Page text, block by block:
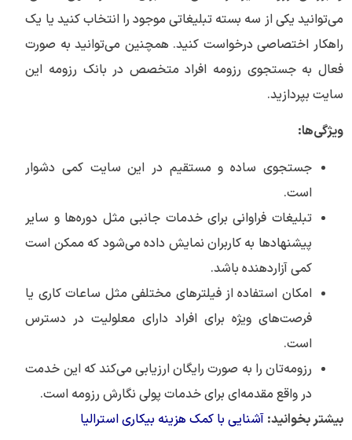
می‌توانید یکی از سه بسته تبلیغاتی موجود را انتخاب کنید یا یک
راهکار اختصاصی درخواست کنید. همچنین می‌توانید به صورت
فعال به جستجوی رزومه افراد متخصص در بانک رزومه این
سایت بپردازید.
ویژگی‌ها:
جستجوی ساده و مستقیم در این سایت کمی دشوار
است.
تبلیغات فراوانی برای خدمات جانبی مثل دوره‌ها و سایر
پیشنهادها به کاربران نمایش داده می‌شود که ممکن است
کمی آزاردهنده باشد.
امکان استفاده از فیلترهای مختلفی مثل ساعات کاری یا
فرصت‌های ویژه برای افراد دارای معلولیت در دسترس
است.
رزومه‌تان را به صورت رایگان ارزیابی می‌کند که این خدمت
در واقع مقدمه‌ای برای خدمات پولی نگارش رزومه است.
بیشتر بخوانید: آشنایی با کمک هزینه بیکاری استرالیا